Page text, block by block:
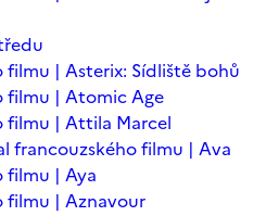
filmu | Asterix: Sídliště bohů
filmu | Atomic Age
filmu | Attila Marcel
francouzského filmu | Ava
filmu | Aya
filmu | Aznavour